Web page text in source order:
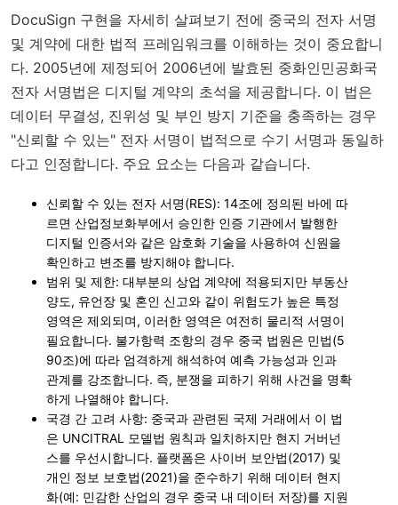
DocuSign 구현을 자세히 살펴보기 전에 중국의 전자 서명
및 계약에 대한 법적 프레임워크를 이해하는 것이 중요합니
다. 2005년에 제정되어 2006년에 발효된 중화인민공화국
전자 서명법은 디지털 계약의 초석을 제공합니다. 이 법은
데이터 무결성, 진위성 및 부인 방지 기준을 충족하는 경우
"신뢰할 수 있는" 전자 서명이 법적으로 수기 서명과 동일하
다고 인정합니다. 주요 요소는 다음과 같습니다.
신뢰할 수 있는 전자 서명(RES): 14조에 정의된 바에 따
르면 산업정보화부에서 승인한 인증 기관에서 발행한
디지털 인증서와 같은 암호화 기술을 사용하여 신원을
확인하고 변조를 방지해야 합니다.
범위 및 제한: 대부분의 상업 계약에 적용되지만 부동산
양도, 유언장 및 혼인 신고와 같이 위험도가 높은 특정
영역은 제외되며, 이러한 영역은 여전히 물리적 서명이
필요합니다. 불가항력 조항의 경우 중국 법원은 민법(5
90조)에 따라 엄격하게 해석하여 예측 가능성과 인과
관계를 강조합니다. 즉, 분쟁을 피하기 위해 사건을 명확
하게 나열해야 합니다.
국경 간 고려 사항: 중국과 관련된 국제 거래에서 이 법
은 UNCITRAL 모델법 원칙과 일치하지만 현지 거버넌
스를 우선시합니다. 플랫폼은 사이버 보안법(2017) 및
개인 정보 보호법(2021)을 준수하기 위해 데이터 현지
화(예: 민감한 산업의 경우 중국 내 데이터 저장)를 지원